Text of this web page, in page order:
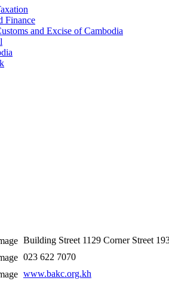
Finance
and Excise of Cambodia
Building Street 1129 Corner Street
​ 023 622 7070
www.bakc.org.kh